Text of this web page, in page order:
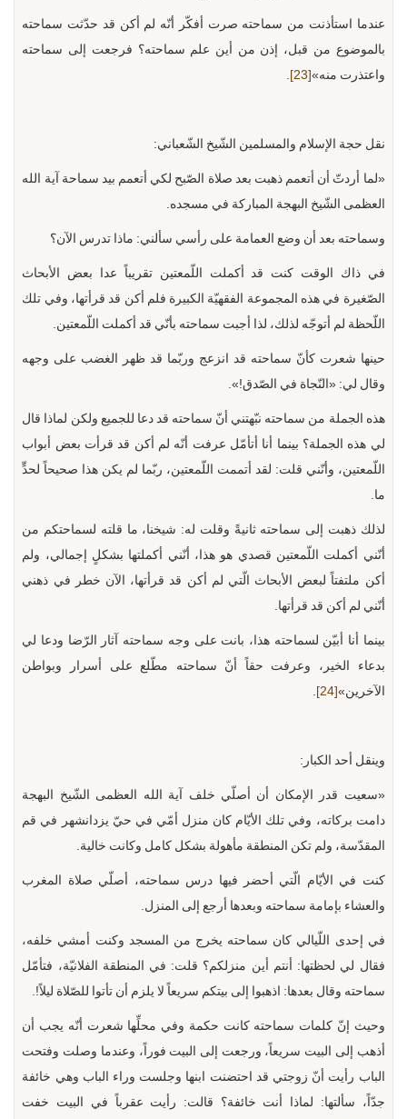
عندما استأذنت من سماحته صرت أفكّر أنّه لم أكن قد حدّثت سماحته
بالموضوع من قبل، إذن من أين علم سماحته؟ فرجعت إلى سماحته
واعتذرت منه»[23]
.
نقل حجة الإسلام والمسلمين الشّيخ الشّعباني:
«لما أردتّ أن أتعمم ذهبت بعد صلاة الصّبح لكي أتعمم بيد سماحة آية الله
العظمى الشّيخ البهجة المباركة في مسجده.
وسماحته بعد أن وضع العمامة على رأسي سألني: ماذا تدرس الآن؟
في ذاك الوقت كنت قد أكملت اللّمعتين تقريباً عدا بعض الأبحاث
الصّغيرة في هذه المجموعة الفقهيّة الكبيرة فلم أكن قد قرأتها، وفي تلك
اللّحظة لم أتوجّه لذلك، لذا أجبت سماحته بأنّي قد أكملت اللّمعتين.
حينها شعرت كأنّ سماحته قد انزعج وربّما قد ظهر الغضب على وجهه
وقال لي: «النّجاة في الصّدق!».
هذه الجملة من سماحته نبّهتني أنّ سماحته قد دعا للجميع ولكن لماذا قال
لي هذه الجملة؟ بينما أنا أتأمّل عرفت أنّه لم أكن قد قرأت بعض أبواب
اللّمعتين، وأنّني قلت: لقد أتممت اللّمعتين، ربّما لم يكن هذا صحيحاً لحدٍّ
ما.
لذلك ذهبت إلى سماحته ثانيةً وقلت له: شيخنا، ما قلته لسماحتكم من
أنّني أكملت اللّمعتين قصدي هو هذا، أنّني أكملتها بشكلٍ إجمالي، ولم
أكن ملتفتاً لبعض الأبحاث الّتي لم أكن قد قرأتها، الآن خطر في ذهني
أنّني لم أكن قد قرأتها.
بينما أنا أبيّن لسماحته هذا، بانت على وجه سماحته آثار الرّضا ودعا لي
بدعاء الخير، وعرفت حقاً أنّ سماحته مطّلع على أسرار وبواطن
الآخرين»[24]
.
وينقل أحد الكبار:
«سعيت قدر الإمكان أن أصلّي خلف آية الله العظمى الشّيخ البهجة
دامت بركاته، وفي تلك الأيّام كان منزل أمّي في حيّ يزدانشهر في قم
المقدّسة، ولم تكن المنطقة مأهولة بشكل كامل وكانت خالية.
كنت في الأيّام الّتي أحضر فيها درس سماحته، أصلّي صلاة المغرب
والعشاء بإمامة سماحته وبعدها أرجع إلى المنزل.
في إحدى اللّيالي كان سماحته يخرج من المسجد وكنت أمشي خلفه،
فقال لي لحظتها: أنتم أين منزلكم؟ قلت: في المنطقة الفلانيّة، فتأمّل
سماحته وقال بعدها: اذهبوا إلى بيتكم سريعاً لا يلزم أن تأتوا للصّلاة ليلاً!.
وحيث إنّ كلمات سماحته كانت حكمة وفي محلِّها شعرت أنّه يجب أن
أذهب إلى البيت سريعاً، ورجعت إلى البيت فوراً، وعندما وصلت وفتحت
الباب رأيت أنّ زوجتي قد احتضنت ابنها وجلست وراء الباب وهي خائفة
جدّاً، سألتها: لماذا أنت خائفة؟ قالت: رأيت عقرباً في البيت خفت